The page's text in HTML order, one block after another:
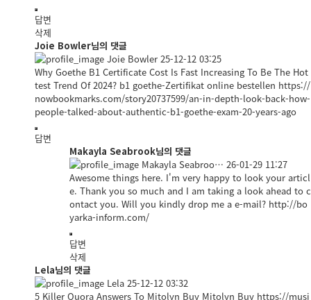
답변
삭제
Joie Bowler님의 댓글
Joie Bowler 25-12-12 03:25
Why Goethe B1 Certificate Cost Is Fast Increasing To Be The Hot
test Trend Of 2024? b1 goethe-Zertifikat online bestellen https://
nowbookmarks.com/story20737599/an-in-depth-look-back-how-
people-talked-about-authentic-b1-goethe-exam-20-years-ago
답변
Makayla Seabrook님의 댓글
Makayla Seabroo… 26-01-29 11:27
Awesome things here. I'm very happy to look your articl
e. Thank you so much and I am taking a look ahead to c
ontact you. Will you kindly drop me a e-mail? http://bo
yarka-inform.com/
답변
삭제
Lela님의 댓글
Lela 25-12-12 03:32
5 Killer Quora Answers To Mitolyn Buy Mitolyn Buy https://musi